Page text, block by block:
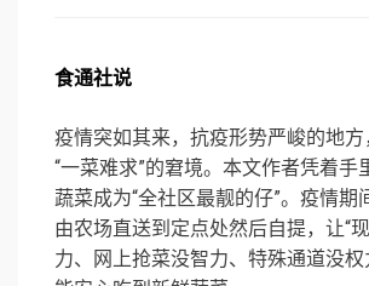
食通社说
疫情突如其来，抗疫形势严峻的地
“一菜难求”的窘境。本文作者凭着手
蔬菜成为“全社区最靓的仔”。疫情期
由农场直送到定点处然后自提，让“
力、网上抢菜没智力、特殊通道没权